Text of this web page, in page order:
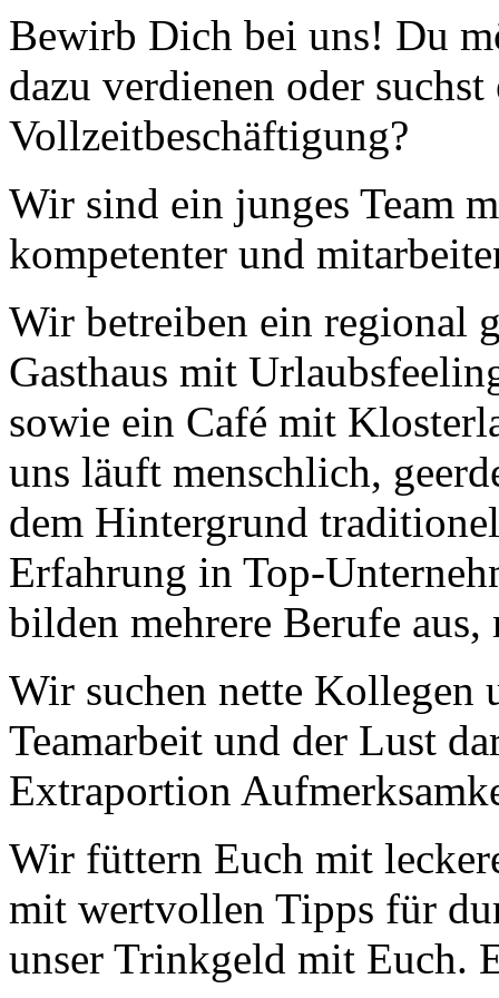
Nachhaltigkeit ist
Modernes Kochen mit dem Blick für
Regionalität, Frische und
Wirtschaftlichkeit.
Geheimnisse, die
keine sind.
Für Liebhaber der einfachen und
regionalen Küche. Nachkochbar, aber
immer mit der besonderen Note.
Gute Küche fällt
auch auf.
Unzählige Interviews,
Veröffentlichungen in Print- und
Interesse an anspruchsvoller Küche.
Bewirb Dich bei uns! Du
dazu verdienen oder
Vollzeitbeschäftigung?
Wir sind ein junges Team
kompetenter und
Wir betreiben ein regional
Gasthaus mit
sowie ein Café mit
uns läuft menschlich,
dem Hintergrund
Erfahrung in Top-
bilden mehrere Berufe
Wir suchen nette Kollegen
Teamarbeit und der Lust
Extraportion
Wir füttern Euch mit
mit wertvollen Tipps für
unser Trinkgeld mit Euch.